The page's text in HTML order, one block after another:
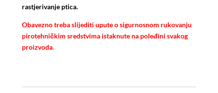
rastjerivanje ptica.
Obavezno treba slijediti upute o sigurnosnom rukovanju
pirotehničkim sredstvima istaknute na poleđini svakog
proizvoda.